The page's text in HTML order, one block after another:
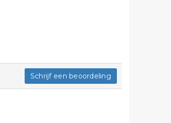
Schrijf een beoordeling